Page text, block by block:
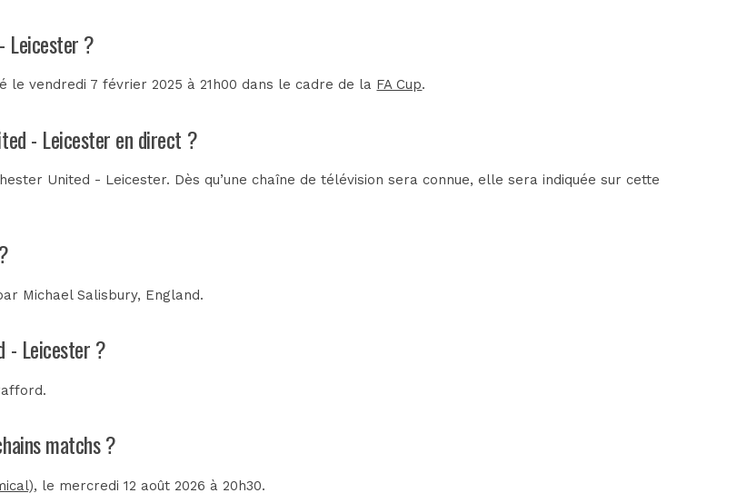
Leicester ?
vendredi 7 février 2025 à 21h00 dans le cadre de la FA Cup.
- Leicester en direct ?
United - Leicester. Dès qu’une chaîne de télévision sera connue, elle sera indiquée sur cette
Michael Salisbury, England.
- Leicester ?
.
matchs ?
, le mercredi 12 août 2026 à 20h30.